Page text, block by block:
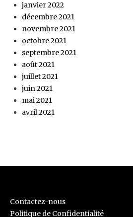
janvier 2022
décembre 2021
novembre 2021
octobre 2021
septembre 2021
août 2021
juillet 2021
juin 2021
mai 2021
avril 2021
Contactez-nous
Politique de Confidentialité